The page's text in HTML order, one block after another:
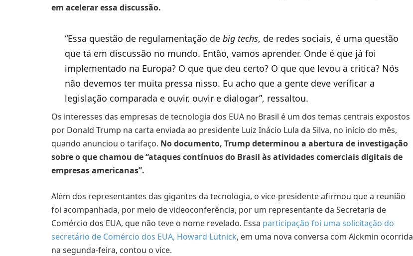
em acelerar essa discussão.
“Essa questão de regulamentação de big techs, de redes sociais, é uma questão
que tá em discussão no mundo. Então, vamos aprender. Onde é que já foi
implementado na Europa? O que que deu certo? O que que levou a crítica? Nós
não devemos ter muita pressa nisso. Eu acho que a gente deve verificar a
legislação comparada e ouvir, ouvir e dialogar”, ressaltou.
Os interesses das empresas de tecnologia dos EUA no Brasil é um dos temas centrais expostos
por Donald Trump na carta enviada ao presidente Luiz Inácio Lula da Silva, no início do mês,
quando anunciou o tarifaço. No documento, Trump determinou a abertura de investigação
sobre o que chamou de “ataques contínuos do Brasil às atividades comerciais digitais de
empresas americanas”.
Além dos representantes das gigantes da tecnologia, o vice-presidente afirmou que a reunião
foi acompanhada, por meio de videoconferência, por um representante da Secretaria de
Comércio dos EUA, que não teve o nome revelado. Essa participação foi uma solicitação do
secretário de Comércio dos EUA, Howard Lutnick, em uma nova conversa com Alckmin ocorrida
na segunda-feira, contou o vice.